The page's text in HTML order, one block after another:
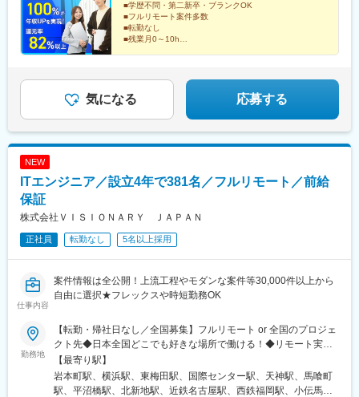
流山おおたかの森駅、高座渋谷駅、伊勢原駅、横須賀中央駅、横
須賀駅、二俣川駅、金沢八景駅(横浜シーサイドライン)、戸塚駅、
新羽駅、菊名駅、新綱島駅、新横浜駅、日吉駅(神奈川県)、みなと
みらい駅、新高島駅、横浜駅、あざみ野駅、青葉台駅、たまプラ
ケ崎駅、本厚木駅、座間駅、溝の口駅、川崎駅、稲田堤駅、相模
原駅、橋本駅(神奈川県)、大和駅(神奈川県)、藤沢駅、葛西駅、豊
洲駅、品川駅、新橋駅、赤坂駅(東京都)、表参道駅、白金高輪駅、
麻布十番駅、六本木駅、日暮里駅(舎人ライナー)、国分寺駅、三鷹
駅、明治神宮前駅、渋谷駅、武蔵小金井駅、高田馬場駅、新宿
駅、多摩センター駅、上野駅、浅草駅(ＴＸ)、蒲田駅、大森駅(東
京都)、中野駅(東京都)、調布駅、八王子駅、吉祥寺駅、池袋駅、
磐田駅、藤枝駅、西宮駅(ＪＲ線)、神戸駅(兵庫県)、白木原駅、二
日市駅、西鉄福岡駅、櫛田神社前駅、祇園駅(福岡県)、名鉄一宮
駅、犬山口駅、新豊橋駅、久屋大通駅、東別院駅、上前津駅、栄
町駅(愛知県)、近鉄名古屋駅、八田駅(名古屋市営)、名鉄名古屋
駅、植田駅(名古屋市営)、高岳駅、大曽根駅、ナゴヤドーム前矢田
駅、熱田神宮伝馬町駅、本郷駅(愛知県)、伽羅橋駅、高槻市駅、中
百舌鳥駅、土居駅(大阪府)、摂津市駅、金剛駅、阿倍野駅(地下
なにわ橋駅、大阪阿部野橋駅、大阪梅田駅(阪急線)、大阪梅田駅
(阪神線)、西中島南方駅、大国町駅、ＪＲ河内永和駅、富田林西口
駅、千里中央駅(大阪モノレール)、宮之阪駅、門真市駅、西４丁目
駅、琴似駅(札幌市営)、新琴似駅、新さっぽろ駅、狸小路駅、中央
区役所前駅、西１５丁目駅、西２８丁目駅、さっぽろ駅、函館駅
下鉄空港線「天神駅」より徒歩7分市営地下鉄七隈線「天神南駅」
より徒歩4分名古屋支社JR東海道線、地下鉄東山線、桜通線「名
古屋駅」より徒歩5分仙台支社JR東北本線、常磐線、仙山線、仙
石線、仙台市地下鉄南北線、東西線「仙台駅」より徒歩5分市営地
なります。
■学歴不問・第二新卒・ブランクOK
■フルリモート案件多数
■転勤なし
■残業月0～10h
スキルを伸ばしながら活躍できるエンジニア募集！
気になる 応募する
NEW
ITエンジニア／設立4年で381名／フルリモート／前給
保証
株式会社ＶＩＳＩＯＮＡＲＹ ＪＡＰＡＮ
正社員 転勤なし 5名以上採用
仕事内容
案件情報は全公開！上流工程やモダンな案件等30,000件以上から
自由に選択★フレックスや時短勤務OK
勤務地
【転勤・帰社日なし／全国募集】フルリモート or 全国のプロジェ
クト先◆日本全国どこでも好きな場所で働ける！◆リモート実施
率93%◆UIターン歓迎（東京から沖縄へ移住したメンバーも）◆
リモート／出社の頻度も自分で選べる◆転居を伴う転勤なし※希望
や居住地を考慮し決定します★全国で積極的に採用中勤務地やリ
【最寄り駅】
岩本町駅、横浜駅、東梅田駅、国際センター駅、天神駅、馬喰町
駅、平沼橋駅、北新地駅、近鉄名古屋駅、西鉄福岡駅、小伝馬町